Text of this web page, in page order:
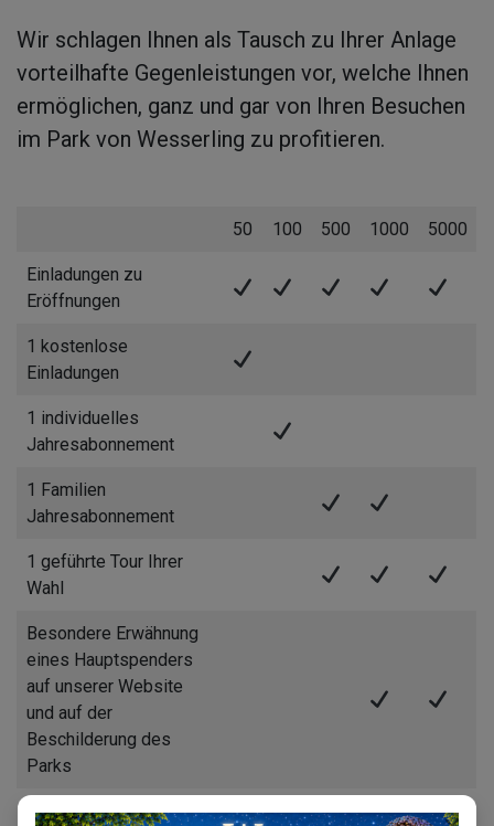
Wir schlagen Ihnen als Tausch zu Ihrer Anlage
vorteilhafte Gegenleistungen vor, welche Ihnen
ermöglichen, ganz und gar von Ihren Besuchen
im Park von Wesserling zu profitieren.
50 100 500 1000 5000
Einladungen zu
Eröffnungen
1 kostenlose
Einladungen
1 individuelles
Jahresabonnement
1 Familien
Jahresabonnement
1 geführte Tour Ihrer
Wahl
Besondere Erwähnung
eines Hauptspenders
auf unserer Website
und auf der
Beschilderung des
Parks
1 lebenslanges